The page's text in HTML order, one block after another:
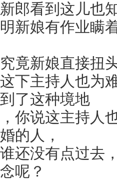
新郎看到这儿也
明新娘有作业瞒
究竟新娘直接扭
这下主持人也为
到了这种境地
，你说这主持人
婚的人，
谁还没有点过去
念呢？